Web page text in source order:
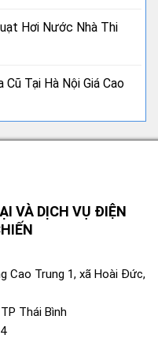
Hơi Nước Nhà Thi
Tại Hà Nội Giá Cao
VÀ DỊCH VỤ ĐIỆN
Cao Trung 1, xã Hoài Đức,
Thái Bình